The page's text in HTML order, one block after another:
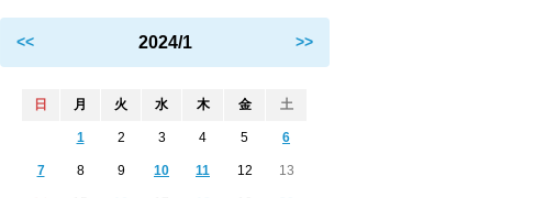
<< 2024/1 >>
日 月 火 水 木 金 土
1 2 3 4 5 6
7 8 9 10 11 12 13